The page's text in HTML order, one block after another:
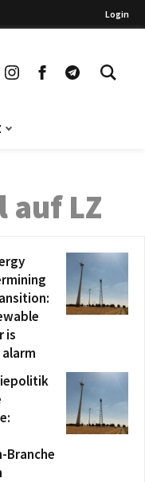
Login
auf LZ
is
Branche